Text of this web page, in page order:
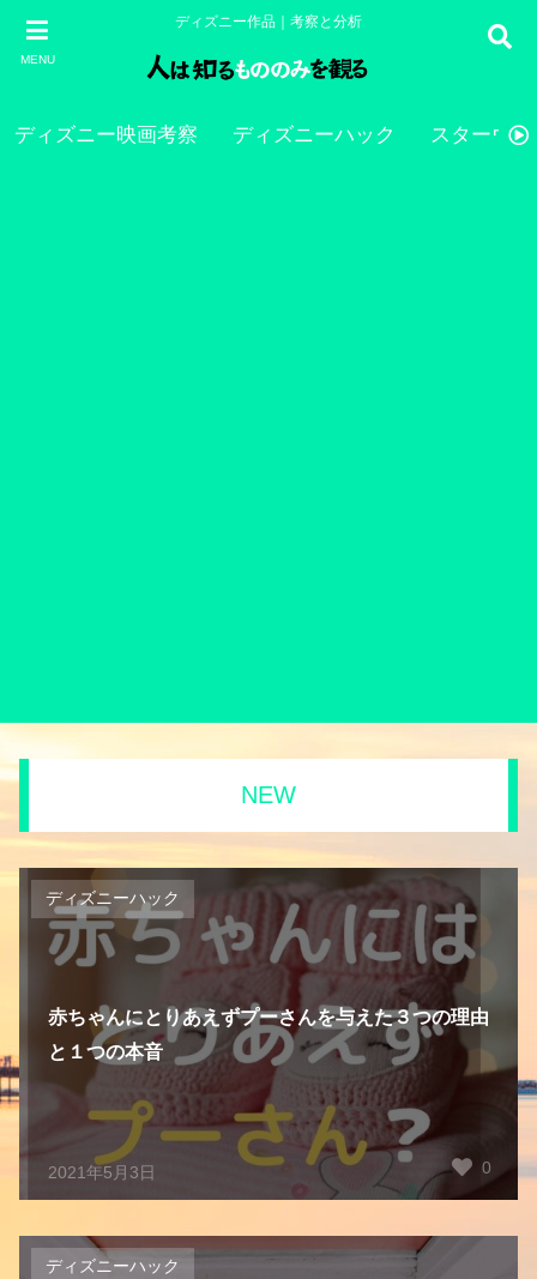
MENU
ディズニー作品｜考察と分析
ディズニー映画考察 ディズニーハック スターウォ
NEW
ディズニーハック
2021年5月3日
赤ちゃんにとりあえずプーさんを与えた３つの理由
と１つの本音
0
ディズニーハック